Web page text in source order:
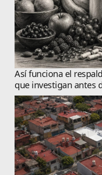
Así funciona el
que investigan antes